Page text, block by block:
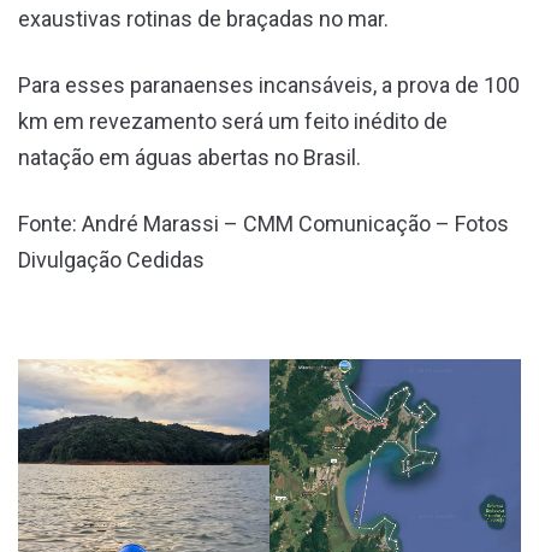
exaustivas rotinas de braçadas no mar.
Para esses paranaenses incansáveis, a prova de 100
km em revezamento será um feito inédito de
natação em águas abertas no Brasil.
Fonte: André Marassi – CMM Comunicação – Fotos
Divulgação Cedidas